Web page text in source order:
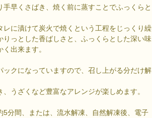
早くさばき、焼く前に蒸すことでふっくらと
レに漬けて炭火で焼くという工程をじっくり繰
りっとした香ばしさと、ふっくらとした深い味
出来ます。
ックになっていますので、召し上がる分だけ解
うざくなど豊富なアレンジが楽しめます。
5分間、または、流水解凍、自然解凍後、電子